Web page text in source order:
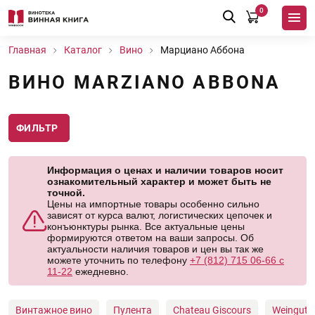
0
Главная Каталог Вино Марциано Аббона
ВИНО MARZIANO ABBONA
ФИЛЬТР
Информация о ценах и наличии товаров носит
ознакомительный характер и может быть не
точной.
Цены на импортные товары особенно сильно
зависят от курса валют, логистических цепочек и
конъюнктуры рынка. Все актуальные цены
формируются ответом на ваши запросы. Об
актуальности наличия товаров и цен вы так же
можете уточнить по телефону +7 (812) 715 06-66 с
11-22 ежедневно.
Винтажное вино Пулента Chateau Giscours Weingut